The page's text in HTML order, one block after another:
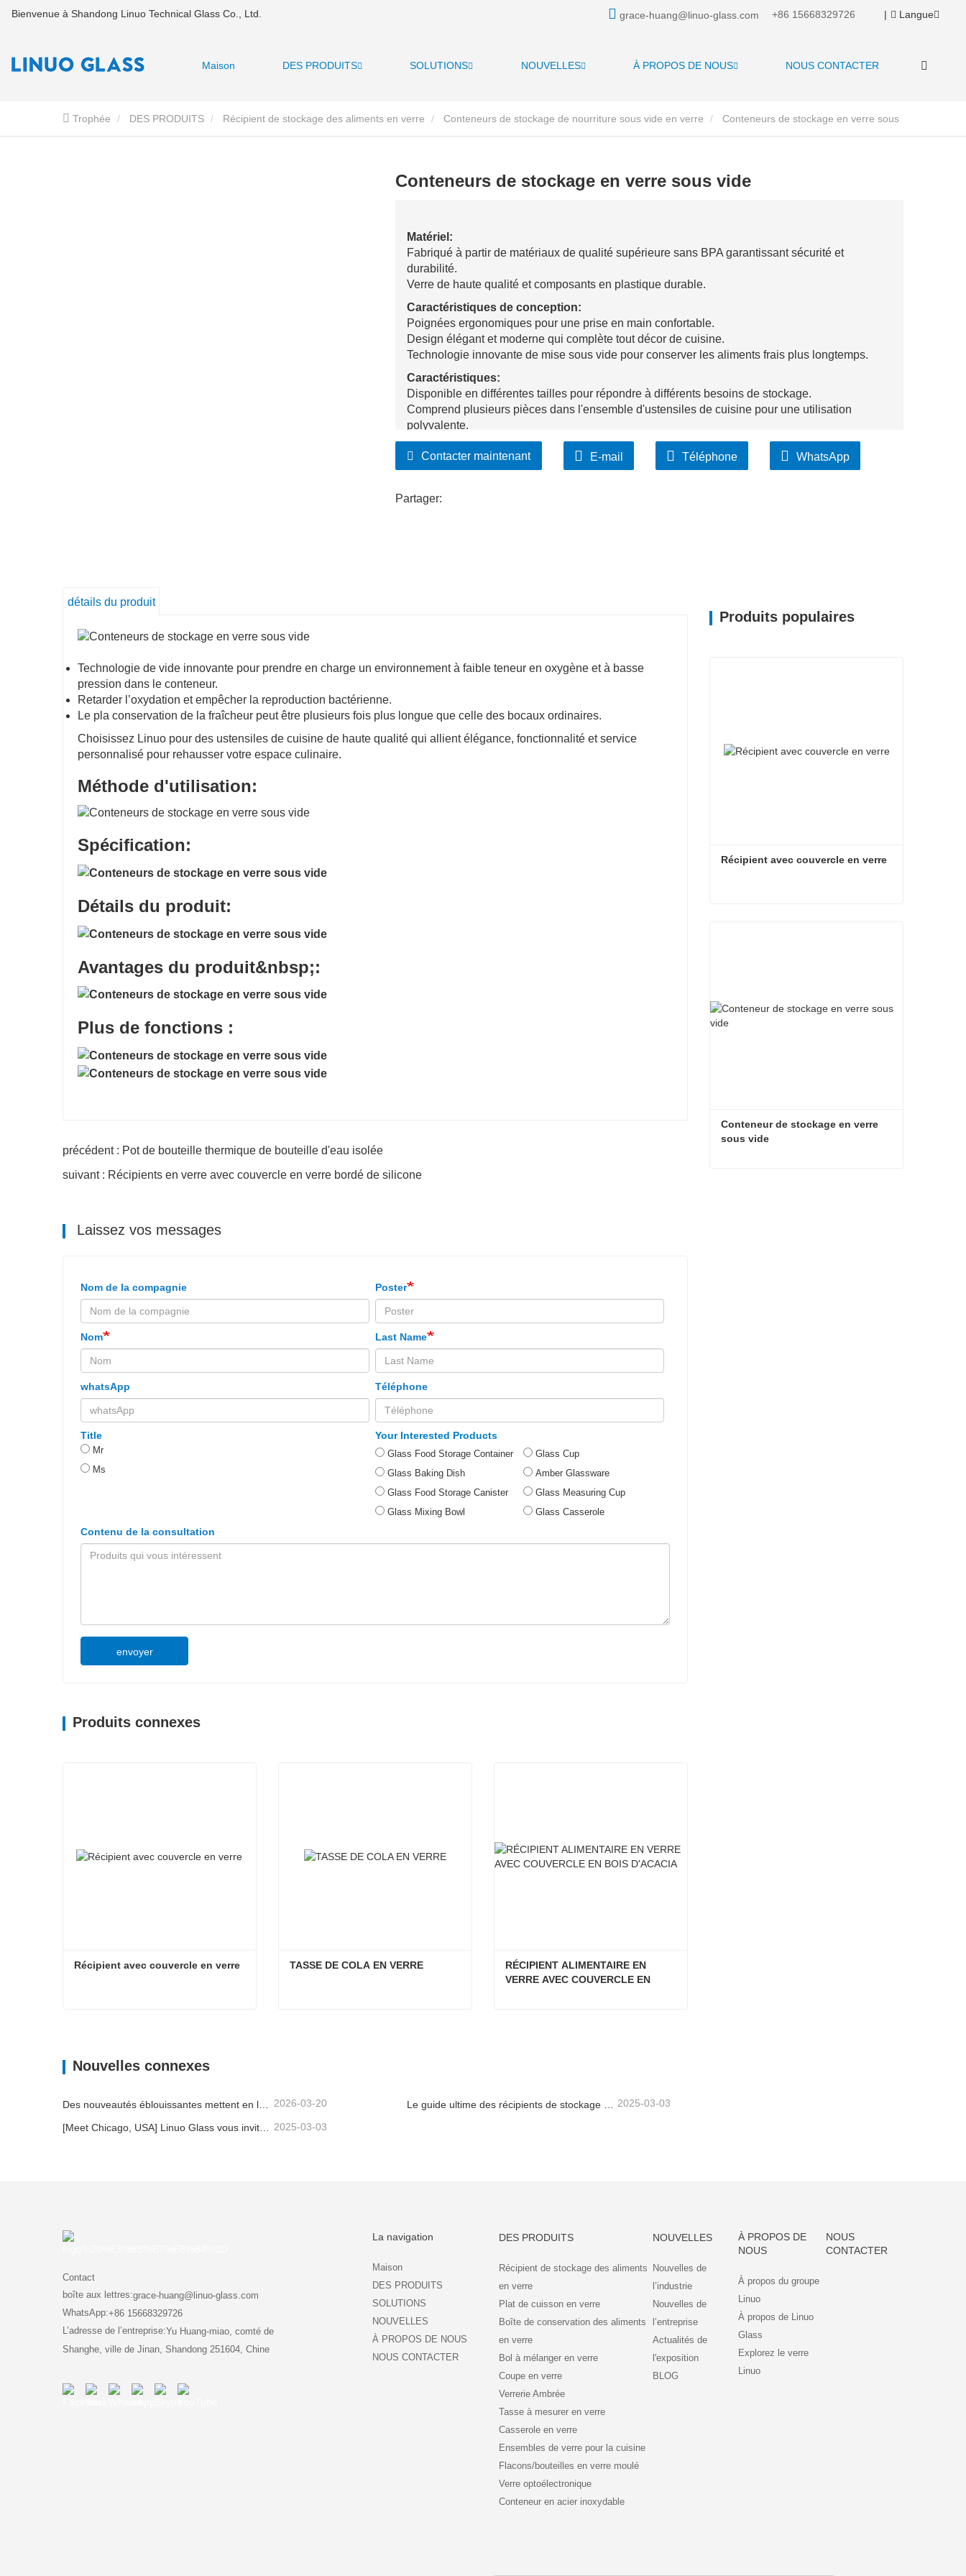
Bienvenue à Shandong Linuo Technical Glass Co., Ltd. grace-huang@linuo-glass.com +86 15668329726 | Langue
Maison DES PRODUITS SOLUTIONS NOUVELLES À PROPOS DE NOUS NOUS CONTACTER
Trophée DES PRODUITS Récipient de stockage des aliments en verre Conteneurs de stockage de nourriture sous vide en verre
Conteneurs de stockage en verre sous vide
Matériel:
Fabriqué à partir de matériaux de qualité supérieure sans BPA garantissant sécurité et
durabilité.
Verre de haute qualité et composants en plastique durable.
Caractéristiques de conception:
Poignées ergonomiques pour une prise en main confortable.
Design élégant et moderne qui complète tout décor de cuisine.
Technologie innovante de mise sous vide pour conserver les aliments frais plus longtemps.
Caractéristiques:
Disponible en différentes tailles pour répondre à différents besoins de stockage.
Comprend plusieurs pièces dans l'ensemble d'ustensiles de cuisine pour une utilisation
polyvalente.
Récipients en verre avec couvercles sécurisés et hermétiques.
Points de vente clés&nbsp;:
Matériaux sans BPA pour un stockage et une préparation des aliments en toute sécurité.
Contacter maintenant E-mail Téléphone WhatsApp
Partager:
détails du produit
Technologie de vide innovante pour prendre en charge un environnement à faible teneur en oxygène et à basse
pression dans le conteneur.
Retarder l’oxydation et empêcher la reproduction bactérienne.
Le p la conservation de la fraîcheur peut être plusieurs fois plus longue que celle des bocaux ordinaires.
Choisissez Linuo pour des ustensiles de cuisine de haute qualité qui allient élégance, fonctionnalité et service
personnalisé pour rehausser votre espace culinaire.
Méthode d'utilisation:
Spécification:
Détails du produit:
Avantages du produit&nbsp;:
Plus de fonctions :
précédent : Pot de bouteille thermique de bouteille d'eau isolée
suivant : Récipients en verre avec couvercle en verre bordé de silicone
Laissez vos messages
Nom de la compagnie Poster
Nom Last Name
whatsApp Téléphone
Title
Mr
Ms
Your Interested Products
Glass Food Storage Container
Glass Baking Dish
Glass Food Storage Canister
Glass Mixing Bowl
Glass Cup
Amber Glassware
Glass Measuring Cup
Glass Casserole
Contenu de la consultation
envoyer
Produits connexes
Récipient avec couvercle en verre TASSE DE COLA EN VERRE
RÉCIPIENT ALIMENTAIRE EN
VERRE AVEC COUVERCLE EN
Nouvelles connexes
2026-03-20 2025-03-03
2025-03-03
Produits populaires
Récipient avec couvercle en verre
Conteneur de stockage en verre
sous vide
Contact
boîte aux lettres:grace-huang@linuo-glass.com
WhatsApp:+86 15668329726
L’adresse de l’entreprise:Yu Huang-miao, comté de
Shanghe, ville de Jinan, Shandong 251604, Chine
La navigation
Maison
DES PRODUITS
SOLUTIONS
NOUVELLES
À PROPOS DE NOUS
NOUS CONTACTER
DES PRODUITS
Récipient de stockage des aliments
en verre
Plat de cuisson en verre
Boîte de conservation des aliments
en verre
Bol à mélanger en verre
Coupe en verre
Verrerie Ambrée
Tasse à mesurer en verre
Casserole en verre
Ensembles de verre pour la cuisine
Flacons/bouteilles en verre moulé
Verre optoélectronique
Conteneur en acier inoxydable
NOUVELLES
Nouvelles de
l’industrie
Nouvelles de
l’entreprise
Actualités de
l'exposition
BLOG
À PROPOS DE
NOUS
À propos du groupe
Linuo
À propos de Linuo
Glass
Explorez le verre
Linuo
NOUS
CONTACTER